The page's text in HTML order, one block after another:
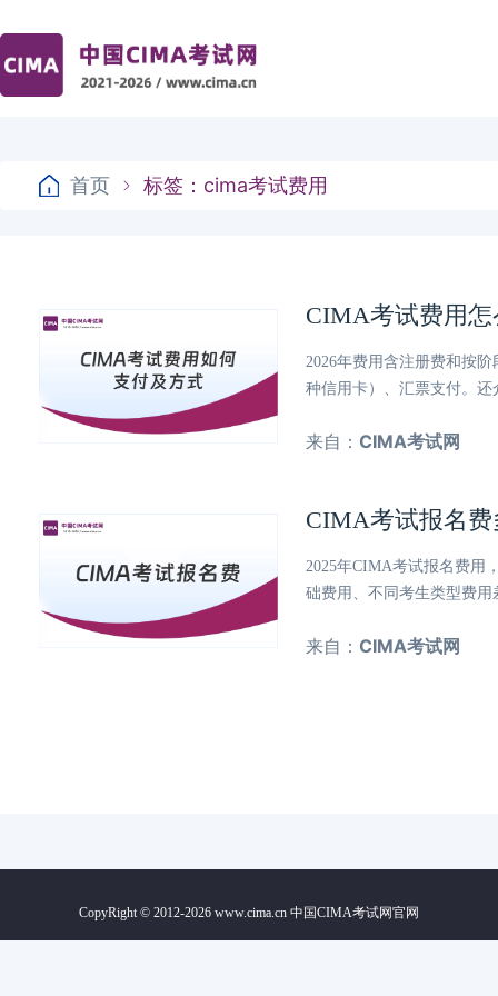
首页 标签：cima考试费用
CIMA考试费用
2026年费用含注册费和按
种信用卡）、汇票支付。
来自： CIMA考试网
CIMA考试报名
2025年CIMA考试报名费用
础费用、不同考生类型费
来自： CIMA考试网
CopyRight © 2012-2026 www.cima.cn 中国CIMA考试网官网